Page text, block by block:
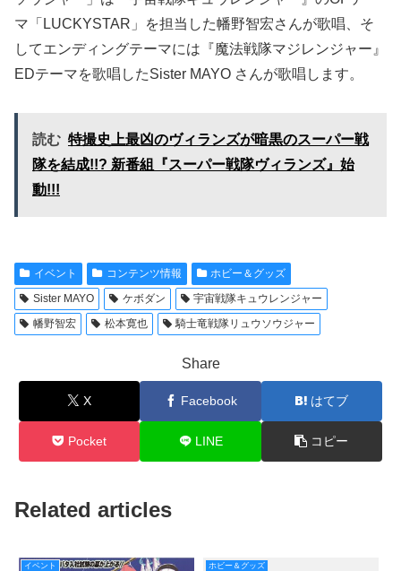
マ「LUCKYSTAR」を担当した幡野智宏さんが歌唱、そ
してエンディングテーマには『魔法戦隊マジレンジャー』
EDテーマを歌唱したSister MAYO さんが歌唱します。
読む 特撮史上最凶のヴィランズが暗黒のスーパー戦
隊を結成!!? 新番組『スーパー戦隊ヴィランズ』始
動!!!
イベント コンテンツ情報
ホビー＆グッズ
Sister MAYO
ケボダン
宇宙戦隊キュウレンジャー
幡野智宏
松本寛也 騎士竜戦隊リュウソウジャー
Share
X Facebook はてブ
Pocket LINE コピー
Related articles
イベント ホビー＆グッズ